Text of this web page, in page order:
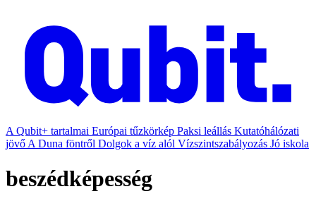
A Qubit+ tartalmai Európai tűzkörkép Paksi leállás Kutatóhálózati
jövő A Duna föntről Dolgok a víz alól Vízszintszabályozás Jó iskola
beszédképesség